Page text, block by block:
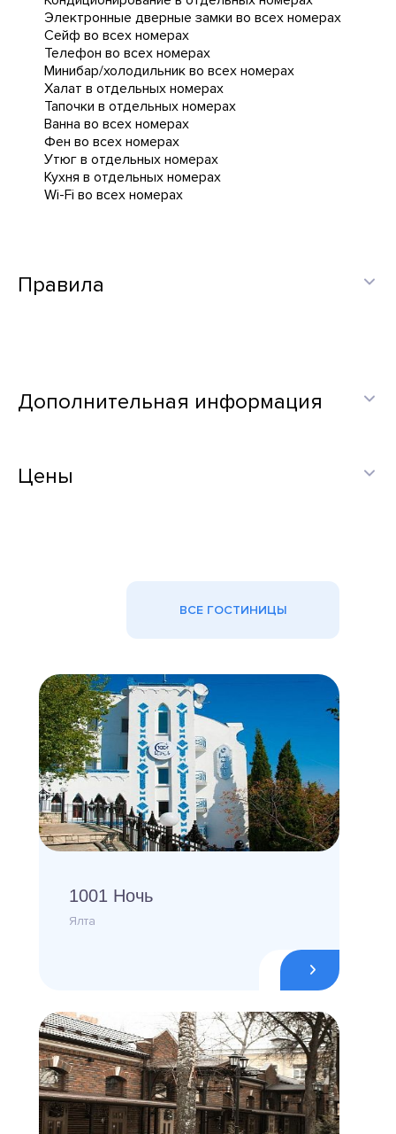
Электронные дверные замки во всех номерах
Сейф во всех номерах
Телефон во всех номерах
Минибар/холодильник во всех номерах
Халат в отдельных номерах
Тапочки в отдельных номерах
Ванна во всех номерах
Фен во всех номерах
Утюг в отдельных номерах
Кухня в отдельных номерах
Wi-Fi во всех номерах
Правила
Дополнительная информация
Цены
ВСЕ ГОСТИНИЦЫ
1001 Ночь
Ялта